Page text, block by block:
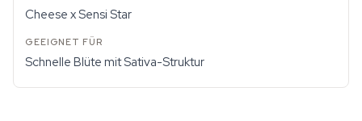
Cheese x Sensi Star
Schnelle Blüte mit Sativa-Struktur